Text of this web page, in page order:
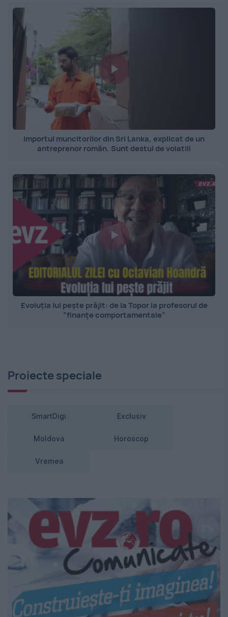
Importul muncitorilor din Sri Lanka, explicat de un
antreprenor român. Sunt destul de volatili
Evoluția lui pește prăjit: de la Topor la profesorul de
”finanțe comportamentale”
Proiecte speciale
SmartDigi Exclusiv
Moldova Horoscop
Vremea